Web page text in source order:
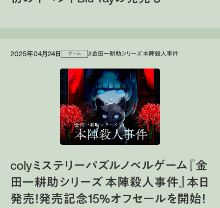
2025年04月24日 ゲーム #金田一耕助シリーズ 本陣殺人事件
colyミステリーパズルノベルゲーム『金
田一耕助シリーズ 本陣殺人事件』本日
発売！発売記念15％オフセールを開始！